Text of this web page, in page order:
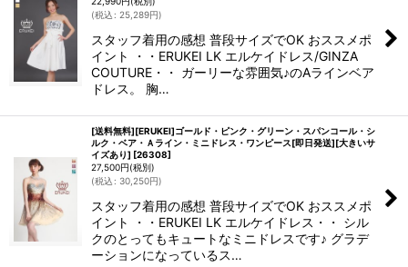
(税込: 25,289円)
スタッフ着用の感想 普段サイズでOK おススメポ
イント ・・ERUKEI LK エルケイドレス/GINZA
COUTURE・・ ガーリーな雰囲気♪のAラインベア
ドレス。 胸…
[送料無料][ERUKEI]ゴールド・ピンク・グリーン・スパンコール・シ
ルク・ベア・Ａライン・ミニドレス・ワンピース[即日発送][大きいサ
イズあり] [26308]
27,500円(税別)
(税込: 30,250円)
スタッフ着用の感想 普段サイズでOK おススメポ
イント ・・ERUKEI LK エルケイドレス・・ シル
クのとってもキュートなミニドレスです♪ グラデ
ーションになっているス…